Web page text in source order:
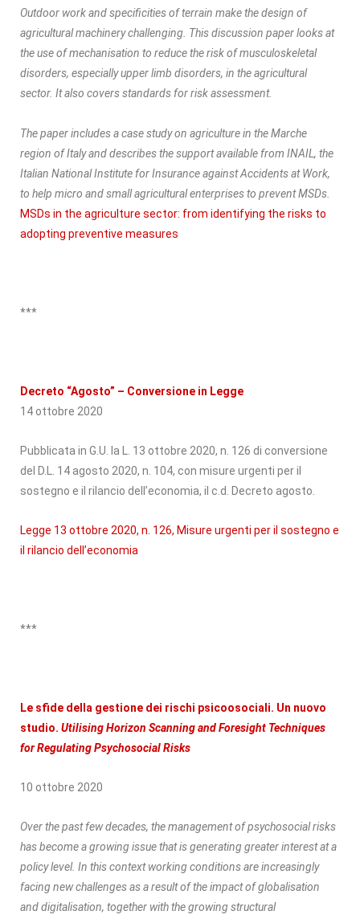
Outdoor work and specificities of terrain make the design of
agricultural machinery challenging. This discussion paper looks at
the use of mechanisation to reduce the risk of musculoskeletal
disorders, especially upper limb disorders, in the agricultural
sector. It also covers standards for risk assessment.
The paper includes a case study on agriculture in the Marche
region of Italy and describes the support available from INAIL, the
Italian National Institute for Insurance against Accidents at Work,
to help micro and small agricultural enterprises to prevent MSDs.
MSDs in the agriculture sector: from identifying the risks to
adopting preventive measures
***
Decreto “Agosto” – Conversione in Legge
14 ottobre 2020
Pubblicata in G.U. la L. 13 ottobre 2020, n. 126 di conversione
del D.L. 14 agosto 2020, n. 104, con misure urgenti per il
sostegno e il rilancio dell’economia, il c.d. Decreto agosto.
Legge 13 ottobre 2020, n. 126, Misure urgenti per il sostegno e
il rilancio dell’economia
***
Le sfide della gestione dei rischi psicoosociali. Un nuovo
studio. Utilising Horizon Scanning and Foresight Techniques
for Regulating Psychosocial Risks
10 ottobre 2020
Over the past few decades, the management of psychosocial risks
has become a growing issue that is generating greater interest at a
policy level. In this context working conditions are increasingly
facing new challenges as a result of the impact of globalisation
and digitalisation, together with the growing structural